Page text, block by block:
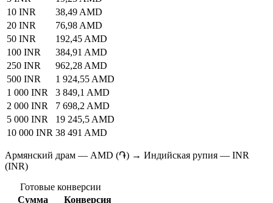
10 INR
38,49 AMD
20 INR
76,98 AMD
50 INR
192,45 AMD
100 INR
384,91 AMD
250 INR
962,28 AMD
500 INR
1 924,55 AMD
1 000 INR
3 849,1 AMD
2 000 INR
7 698,2 AMD
5 000 INR
19 245,5 AMD
10 000 INR 38 491 AMD
Армянский драм — AMD (֏) → Индийская рупия — INR
(INR)
Готовые конверсии
Сумма
Конверсия